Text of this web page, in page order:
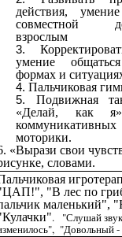
действия,
совместной
взрослым
умение
формах и
Пальчиковая
Подвижная
«Делай, как
моторики.
«Вырази свои
словами.
"В лес по
маленький",
. "Слушай
"Довольный